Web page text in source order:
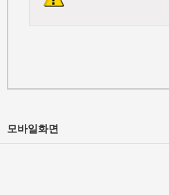
모바일화면